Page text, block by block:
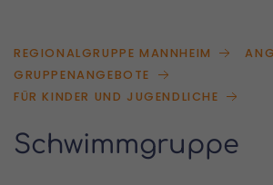
REGIONALGRUPPE MANNHEIM
GRUPPENANGEBOTE
FÜR KINDER UND JUGENDLICHE
Schwimmgruppe